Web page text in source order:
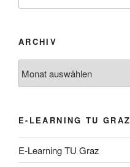
ARCHIV
E-LEARNING TU GRAZ
E-Learning TU Graz